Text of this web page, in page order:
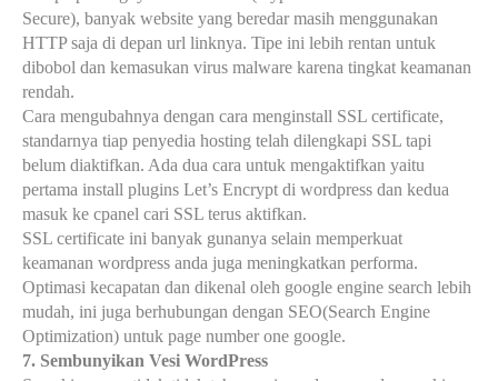
Secure), banyak website yang beredar masih menggunakan
HTTP saja di depan url linknya. Tipe ini lebih rentan untuk
dibobol dan kemasukan virus malware karena tingkat keamanan
rendah.
Cara mengubahnya dengan cara menginstall SSL certificate,
standarnya tiap penyedia hosting telah dilengkapi SSL tapi
belum diaktifkan. Ada dua cara untuk mengaktifkan yaitu
pertama install plugins Let’s Encrypt di wordpress dan kedua
masuk ke cpanel cari SSL terus aktifkan.
SSL certificate ini banyak gunanya selain memperkuat
keamanan wordpress anda juga meningkatkan performa.
Optimasi kecapatan dan dikenal oleh google engine search lebih
mudah, ini juga berhubungan dengan SEO(Search Engine
Optimization) untuk page number one google.
7. Sembunyikan Vesi WordPress